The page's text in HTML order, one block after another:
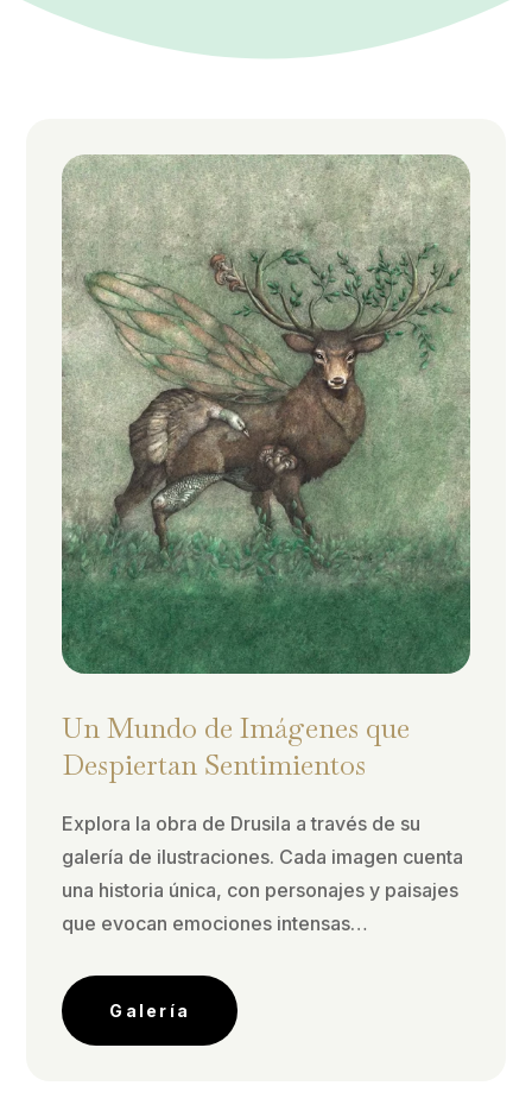
Un Mundo de Imágenes que
Despiertan Sentimientos
Explora la obra de Drusila a través de su
galería de ilustraciones. Cada imagen cuenta
una historia única, con personajes y paisajes
que evocan emociones intensas…
Galería